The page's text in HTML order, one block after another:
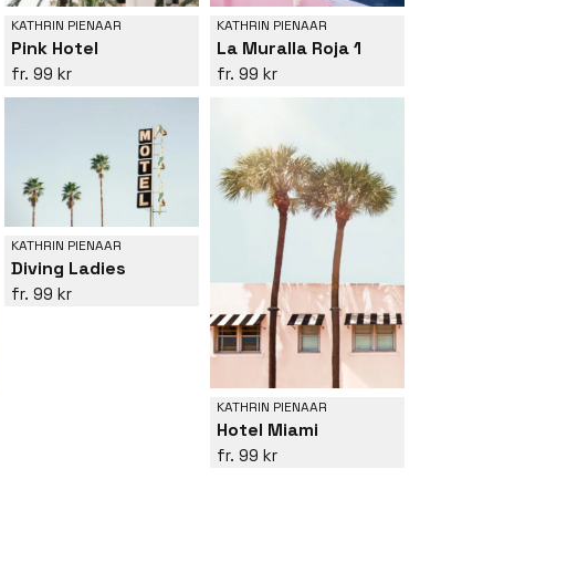
KATHRIN PIENAAR
Pink Hotel
99 kr
KATHRIN PIENAAR
La Muralla Roja 1
99 kr
KATHRIN PIENAAR
Diving Ladies
99 kr
KATHRIN PIENAAR
Hotel Miami
99 kr